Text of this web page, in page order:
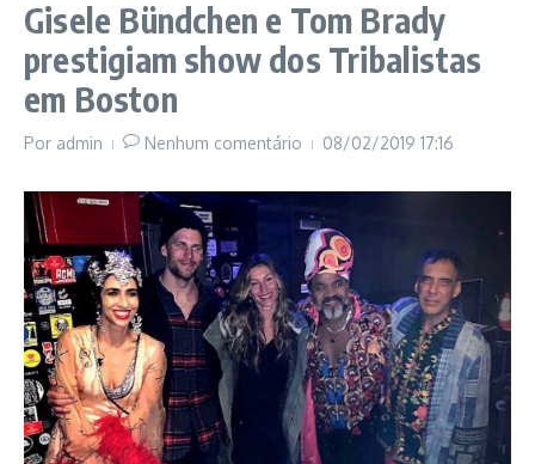
Gisele Bündchen e Tom Brady
prestigiam show dos Tribalistas
em Boston
Por admin Nenhum comentário 08/02/2019 17:16